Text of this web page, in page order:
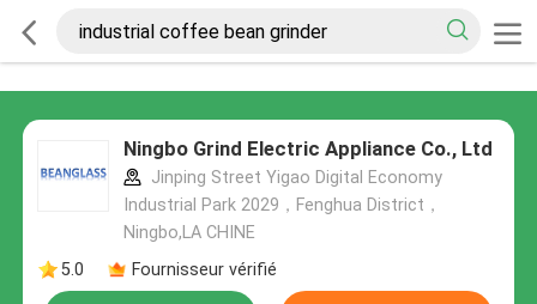
Ningbo Grind Electric Appliance Co., Ltd
Jinping Street Yigao Digital Economy
Industrial Park 2029，Fenghua District，
Ningbo,LA CHINE
5.0
Fournisseur vérifié